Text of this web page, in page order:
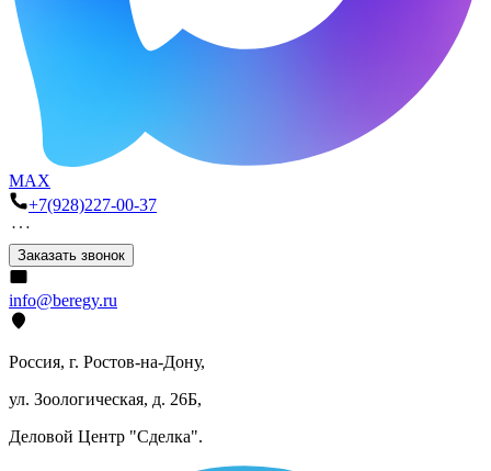
MAX
+7(928)227-00-37
Заказать звонок
info@beregy.ru
Россия, г. Ростов-на-Дону,
ул. Зоологическая, д. 26Б,
Деловой Центр "Сделка".